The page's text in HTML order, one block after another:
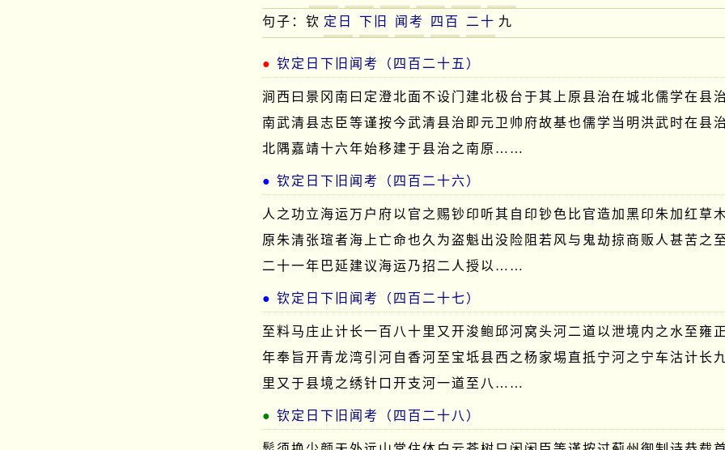
句子：钦 定日 下旧 闻考 四百 二十 九
钦定日下旧闻考（四百二十五）
涧西曰景冈南曰定澄北面不设门建北极台于其上原县治在城北儒学在县
南武清县志臣等谨按今武清县治即元卫帅府故基也儒学当明洪武时在县
北隅嘉靖十六年始移建于县治之南原……
钦定日下旧闻考（四百二十六）
人之功立海运万户府以官之赐钞印听其自印钞色比官造加黑印朱加红草
原朱清张瑄者海上亡命也久为盗魁出没险阻若风与鬼劫掠商贩人甚苦之
二十一年巴延建议海运乃招二人授以……
钦定日下旧闻考（四百二十七）
至料马庄止计长一百八十里又开浚鲍邱河窝头河二道以泄境内之水至雍
年奉旨开青龙湾引河自香河至宝坻县西之杨家埸直抵宁河之宁车沽计长
里又于县境之绣针口开支河一道至八……
钦定日下旧闻考（四百二十八）